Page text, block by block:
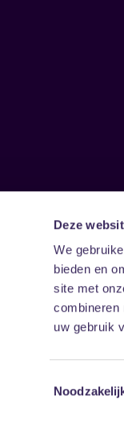
Deze
We
bieden en
site met
combineren
uw gebruik
Disclaimer
Toegankelijkheid
Privacy & cookies